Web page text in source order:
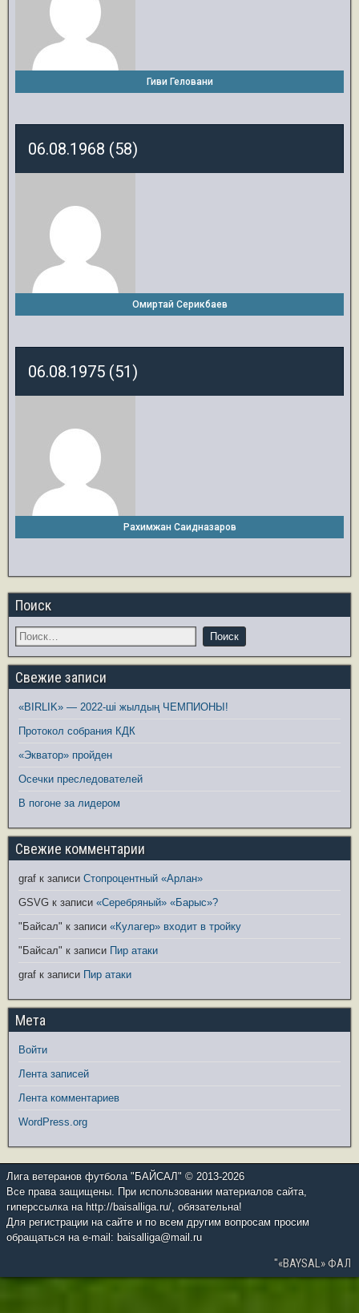
Гиви Геловани
06.08.1968 (58)
Омиртай Серикбаев
06.08.1975 (51)
Рахимжан Саидназаров
Поиск
Свежие записи
«BIRLIK» — 2022-ші жылдың ЧЕМПИОНЫ!
Протокол собрания КДК
«Экватор» пройден
Осечки преследователей
В погоне за лидером
Свежие комментарии
graf к записи Стопроцентный «Арлан»
GSVG к записи «Серебряный» «Барыс»?
"Байсал" к записи «Кулагер» входит в тройку
"Байсал" к записи Пир атаки
graf к записи Пир атаки
Мета
Войти
Лента записей
Лента комментариев
WordPress.org
Лига ветеранов футбола "БАЙСАЛ" © 2013-2026
Все права защищены. При использовании материалов сайта,
гиперссылка на http://baisalliga.ru/, обязательна!
Для регистрации на сайте и по всем другим вопросам просим
обращаться на e-mail: baisalliga@mail.ru
"«BAYSAL» ФАЛ